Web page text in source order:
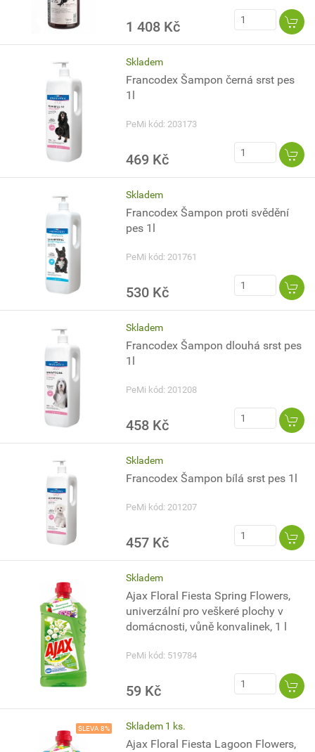
1 408 Kč
Skladem
Francodex Šampon černá srst pes
1l
PeMi kód: 203173
469 Kč
Skladem
Francodex Šampon proti svědění
pes 1l
PeMi kód: 201761
530 Kč
Skladem
Francodex Šampon dlouhá srst pes
1l
PeMi kód: 201208
458 Kč
Skladem
Francodex Šampon bílá srst pes 1l
PeMi kód: 201207
457 Kč
Skladem
Ajax Floral Fiesta Spring Flowers,
univerzální pro veškeré plochy v
domácnosti, vůně konvalinek, 1 l
PeMi kód: 519784
59 Kč
SLEVA 8% Skladem 1 ks.
Ajax Floral Fiesta Lagoon Flowers,